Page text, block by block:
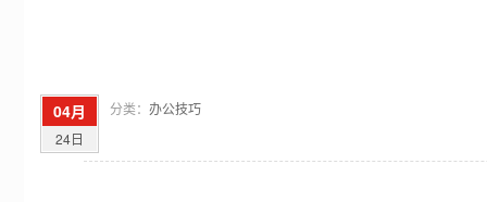
04月
24日
分类： 办公技巧